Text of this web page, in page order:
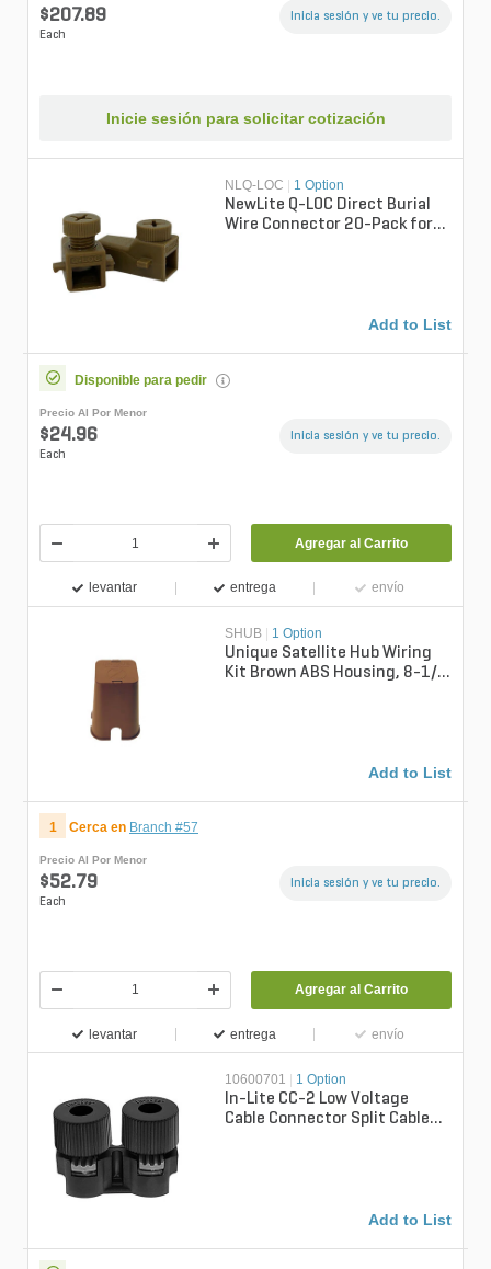
$207.89
Each
Inicia sesión y ve tu precio.
Inicie sesión para solicitar cotización
NLQ-LOC 1 Option
NewLite Q-LOC Direct Burial
Wire Connector 20-Pack for
Add to List
Disponible para pedir
Precio Al Por Menor
$24.96
Each
Inicia sesión y ve tu precio.
Agregar al Carrito
levantar entrega envío
SHUB | 1 Option
Unique Satellite Hub Wiring
Kit Brown ABS Housing, 8-1/8
Add to List
1 Cerca en Branch #57
Precio Al Por Menor
$52.79
Each
Inicia sesión y ve tu precio.
Agregar al Carrito
levantar entrega envío
10600701 1 Option
In-Lite CC-2 Low Voltage
Cable Connector Split Cable
Add to List